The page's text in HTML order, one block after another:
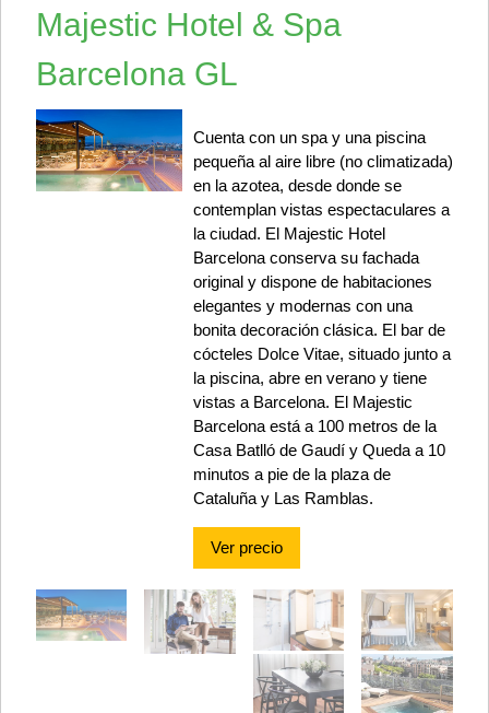
Majestic Hotel & Spa
Barcelona GL
Cuenta con un spa y una piscina
pequeña al aire libre (no climatizada)
en la azotea, desde donde se
contemplan vistas espectaculares a
la ciudad. El Majestic Hotel
Barcelona conserva su fachada
original y dispone de habitaciones
elegantes y modernas con una
bonita decoración clásica. El bar de
cócteles Dolce Vitae, situado junto a
la piscina, abre en verano y tiene
vistas a Barcelona. El Majestic
Barcelona está a 100 metros de la
Casa Batlló de Gaudí y Queda a 10
minutos a pie de la plaza de
Cataluña y Las Ramblas.
Ver precio